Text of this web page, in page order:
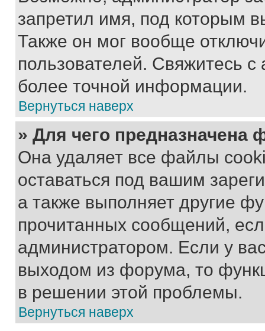
запретил имя, под которым
Также он мог вообще
пользователей. Свяжитесь
более точной информации.
Вернуться наверх
» Для чего предназначена
Она удаляет все файлы
оставаться под вашим
а также выполняет другие
прочитанных сообщений,
администратором. Если у
выходом из форума, то
в решении этой проблемы.
Вернуться наверх